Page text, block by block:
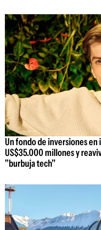
Un fondo de inversiones
US$35.000 millones y
"burbuja tech"